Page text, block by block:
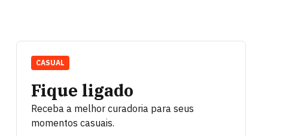
Fique ligado
Receba a melhor curadoria para seus
momentos casuais.
CASUAL